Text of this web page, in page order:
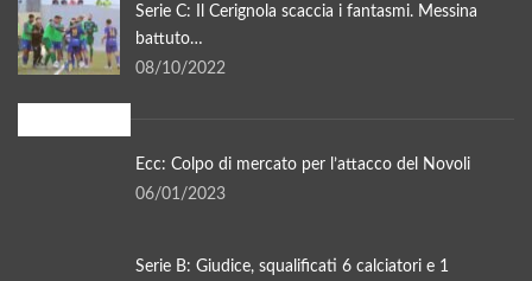
Serie C: Il Cerignola scaccia i fantasmi. Messina
battuto…
08/10/2022
Ecc: Colpo di mercato per l’attacco del Novoli
06/01/2023
Serie B: Giudice, squalificati 6 calciatori e 1